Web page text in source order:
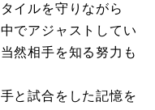
イルを守りながら
でアジャストしてい
然相手を知る努力も
と試合をした記憶を